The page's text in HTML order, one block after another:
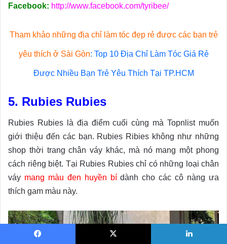
Facebook: http://www.facebook.com/tyribee/
Tham khảo những địa chỉ làm tóc đẹp rẻ được các bạn trẻ
yêu thích ở Sài Gòn: Top 10 Địa Chỉ Làm Tóc Giá Rẻ
Được Nhiều Bạn Trẻ Yêu Thích Tại TP.HCM
5. Rubies Rubies
Rubies Rubies là địa điểm cuối cùng mà Topnlist muốn
giới thiệu đến các bạn. Rubies Ribies không như những
shop thời trang chân váy khác, mà nó mang một phong
cách riêng biệt. Tại Rubies Rubies chỉ có những loại chân
váy mang màu đen huyền bídành cho các cô nàng ưa
thích gam màu này.